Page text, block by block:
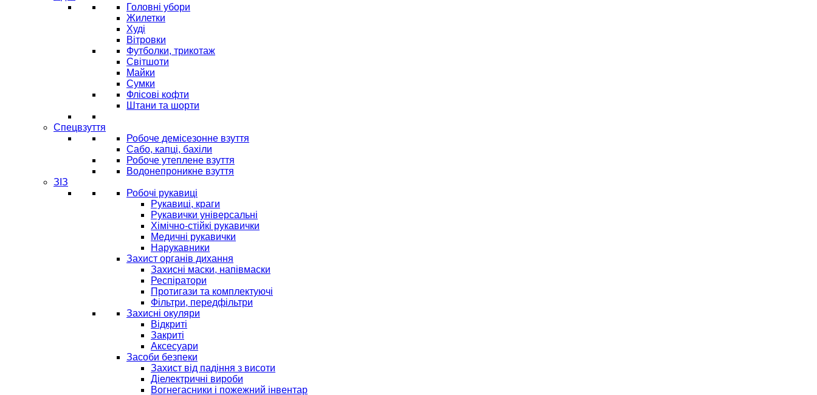
Головні убори
Жилетки
Худі
Вітровки
Футболки, трикотаж
Світшоти
Майки
Сумки
Флісові кофти
Штани та шорти
Спецвзуття
Робоче демісезонне взуття
Сабо, капці, бахіли
Робоче утеплене взуття
Водонепроникне взуття
ЗІЗ
Робочі рукавиці
Рукавиці, краги
Рукавички універсальні
Хімічно-стійкі рукавички
Медичні рукавички
Нарукавники
Захист органів дихання
Захисні маски, напівмаски
Респіратори
Протигази та комплектуючі
Фільтри, передфільтри
Захисні окуляри
Відкриті
Закриті
Аксесуари
Засоби безпеки
Захист від падіння з висоти
Діелектричні вироби
Вогнегасники і пожежний інвентар